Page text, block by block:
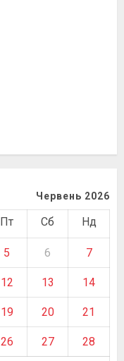
Червень 2026
Пт Сб Нд
5 6 7
12 13 14
19 20 21
26 27 28